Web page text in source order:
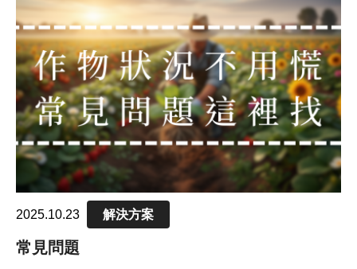
pH值量表 PH
代理品牌
網站地圖
Facebook
2025.10.23 解決方案
常見問題